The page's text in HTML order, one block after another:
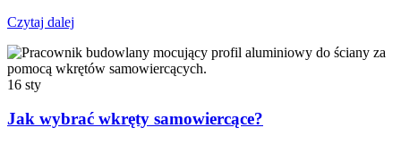
Czytaj dalej
16 sty
Jak wybrać wkręty samowiercące?